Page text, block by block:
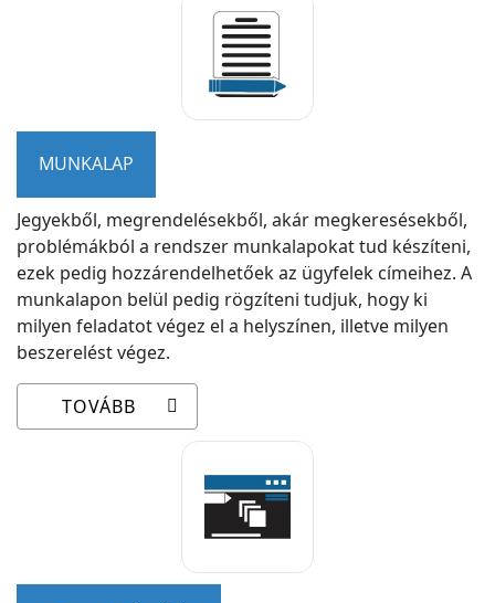
MUNKALAP
Jegyekből, megrendelésekből, akár megkeresésekből,
problémákból a rendszer munkalapokat tud készíteni,
ezek pedig hozzárendelhetőek az ügyfelek címeihez. A
munkalapon belül pedig rögzíteni tudjuk, hogy ki
milyen feladatot végez el a helyszínen, illetve milyen
beszerelést végez.
TOVÁBB